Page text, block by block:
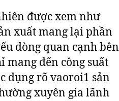
được xem như
xuất mang lại phần
dòng quan cạnh bên
mang đến công suất
dụng rõ vaoroi1 sản
xuyên gia lãnh